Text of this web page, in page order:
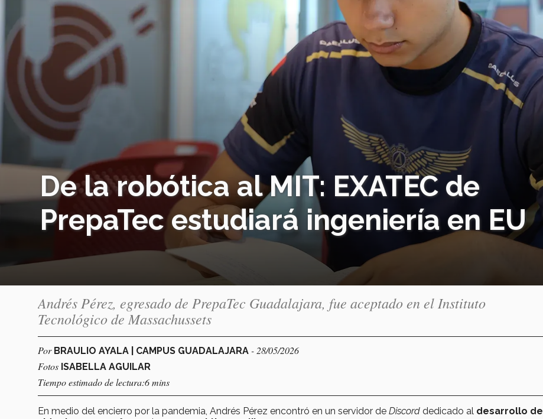
De la robótica al MIT: EXATEC de
PrepaTec estudiará ingeniería en EU
Andrés Pérez, egresado de PrepaTec Guadalajara, fue aceptado en el Instituto
Tecnológico de Massachussets
Por BRAULIO AYALA | CAMPUS GUADALAJARA - 28/05/2026
Fotos ISABELLA AGUILAR
Tiempo estimado de lectura:6 mins
En medio del encierro por la pandemia, Andrés Pérez encontró en un servidor de Discord dedicado al desarrollo de